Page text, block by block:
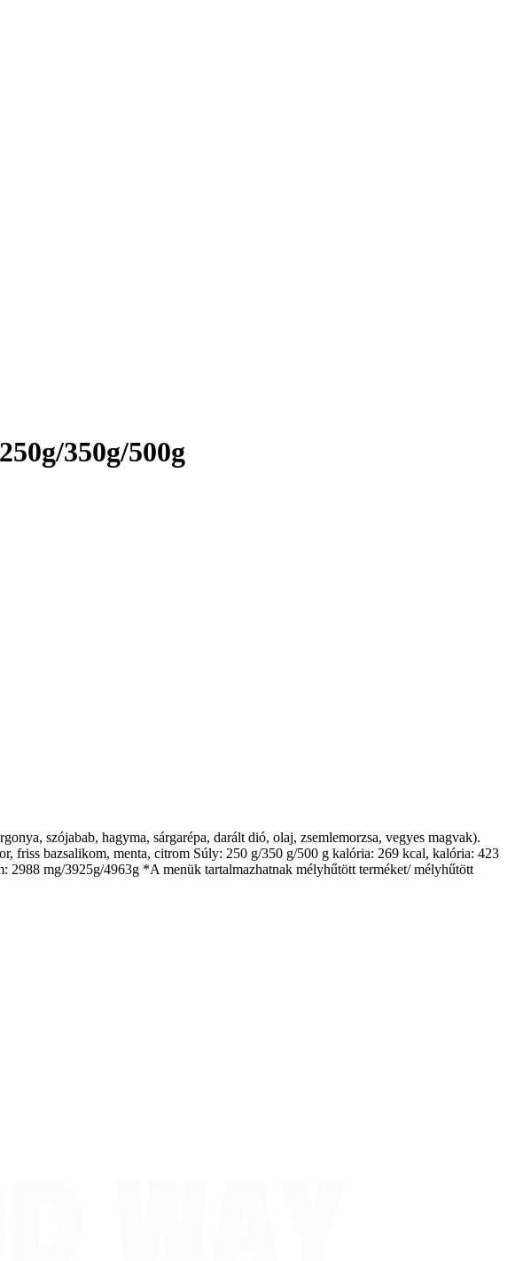
350g/500g
szójabab, hagyma, sárgarépa, darált dió, olaj, zsemlemorzsa, vegyes magvak).
friss bazsalikom, menta, citrom Súly: 250 g/350 g/500 g kalória: 269 kcal, kalória: 423
mg/3925g/4963g *A menük tartalmazhatnak mélyhűtött terméket/ mélyhűtött